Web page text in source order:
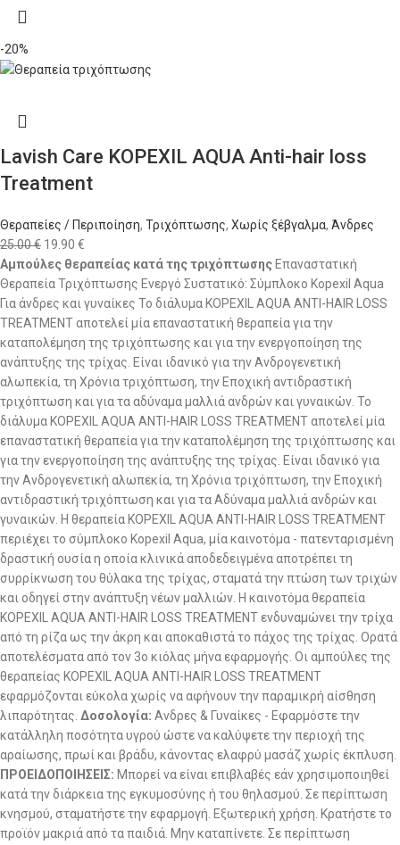
-20%
Lavish Care KOPEXIL AQUA Anti-hair loss
Treatment
Θεραπείες / Περιποίηση, Τριχόπτωσης, Χωρίς ξέβγαλμα, Άνδρες
25.00€ 19.90 €
Αμπούλες θεραπείας κατά της τριχόπτωσης Επαναστατική
Θεραπεία Τριχόπτωσης Ενεργό Συστατικό: Σύμπλοκο Kopexil Aqua
Για άνδρες και γυναίκες Το διάλυµα KOPEXIL AQUA ANTI-HAIR LOSS
TREATMENT αποτελεί µία επαναστατική θεραπεία για την
καταπολέµηση της τριχόπτωσης και για την ενεργοποίηση της
ανάπτυξης της τρίχας. Είναι ιδανικό για την Ανδρογενετική
αλωπεκία, τη Χρόνια τριχόπτωση, την Εποχική αντιδραστική
τριχόπτωση και για τα αδύναµα µαλλιά ανδρών και γυναικών. Το
διάλυµα KOPEXIL AQUA ANTI-HAIR LOSS TREATMENT αποτελεί µία
επαναστατική θεραπεία για την καταπολέµηση της τριχόπτωσης και
για την ενεργοποίηση της ανάπτυξης της τρίχας. Είναι ιδανικό για
την Ανδρογενετική αλωπεκία, τη Χρόνια τριχόπτωση, την Εποχική
αντιδραστική τριχόπτωση και για τα Αδύναµα µαλλιά ανδρών και
γυναικών. Η θεραπεία KOPEXIL AQUA ANTI-HAIR LOSS TREATMENT
περιέχει το σύµπλοκο Kopexil Aqua, μία καινοτόµα - πατενταρισµένη
δραστική ουσία η οποία κλινικά αποδεδειγµένα αποτρέπει τη
συρρίκνωση του θύλακα της τρίχας, σταµατά την πτώση των τριχών
και οδηγεί στην ανάπτυξη νέων µαλλιών. Η καινοτόµα θεραπεία
KOPEXIL AQUA ANTI-HAIR LOSS TREATMENT ενδυναµώνει την τρίχα
από τη ρίζα ως την άκρη και αποκαθιστά το πάχος της τρίχας. Ορατά
αποτελέσματα από τον 3ο κιόλας µήνα εφαρµογής. Οι αµπούλες της
θεραπείας KOPEXIL AQUA ANTI-HAIR LOSS TREATMENT
εφαρμόζονται εύκολα χωρίς να αφήνουν την παραμικρή αίσθηση
λιπαρότητας. ∆οσολογία: Ανδρες & Γυναίκες - Εφαρµόστε την
κατάλληλη ποσότητα υγρού ώστε να καλύψετε την περιοχή της
αραίωσης, πρωί και βράδυ, κάνοντας ελαφρύ µασάζ χωρίς έκπλυση.
ΠΡΟΕΙΔΟΠΟΙΗΣΕΙΣ: Μπορεί να είναι επιβλαβές εάν χρησιμοποιηθεί
κατά την διάρκεια της εγκυμοσύνης ή του θηλασμού. Σε περίπτωση
κνησμού, σταματήστε την εφαρμογή. Εξωτερική χρήση. Κρατήστε το
προϊόν μακριά από τα παιδιά. Μην καταπίνετε. Σε περίπτωση